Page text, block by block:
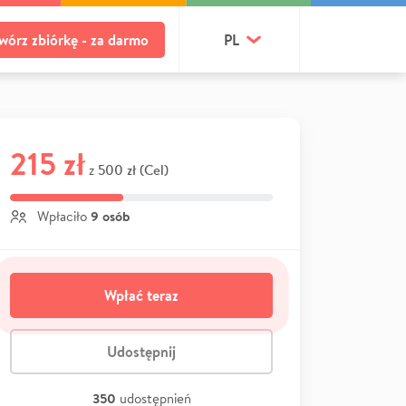
zbiórkę - za darmo PL
215 zł z 500 zł (Cel)
Wpłaciło 9 osób
Wpłać teraz
Udostępnij
350 udostępnień